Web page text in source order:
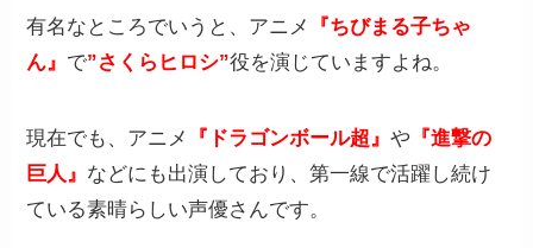
有名なところでいうと、アニメ
『ちびまる子ちゃ
ん』 で”さくらヒロシ”役を演じていますよね。
現在でも、アニメ 『ドラゴンボール超』や 『進撃の
巨人』 などにも出演しており、第一線で活躍し続け
ている素晴らしい声優さんです。